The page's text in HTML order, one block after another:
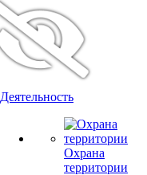
Деятельность
Охрана
территории